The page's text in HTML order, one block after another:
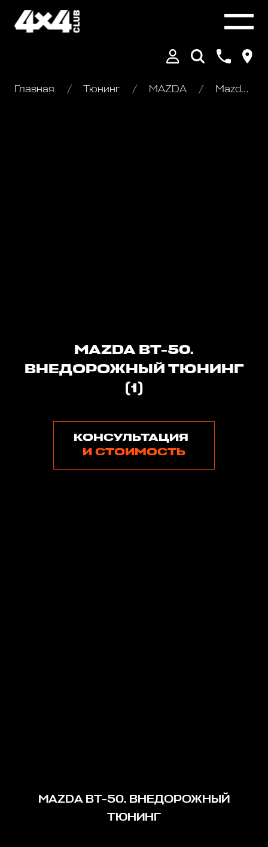
Главная Тюнинг MAZDA Mazda BT-50. Внедорожный тюнинг (1)
MAZDA BT-50.
ВНЕДОРОЖНЫЙ ТЮНИНГ
(1)
КОНСУЛЬТАЦИЯ
И СТОИМОСТЬ
MAZDA BT-50. ВНЕДОРОЖНЫЙ
ТЮНИНГ